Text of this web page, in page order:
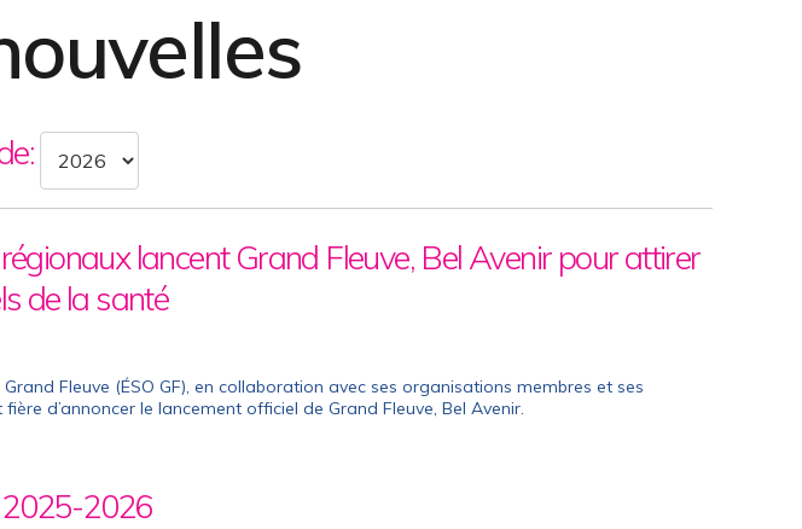
select
year
lancent Grand Fleuve, Bel Avenir pour attirer
de la santé
Fleuve (ÉSO GF), en collaboration avec ses organisations membres et ses
d’annoncer le lancement officiel deGrand Fleuve, Bel Avenir.
2026